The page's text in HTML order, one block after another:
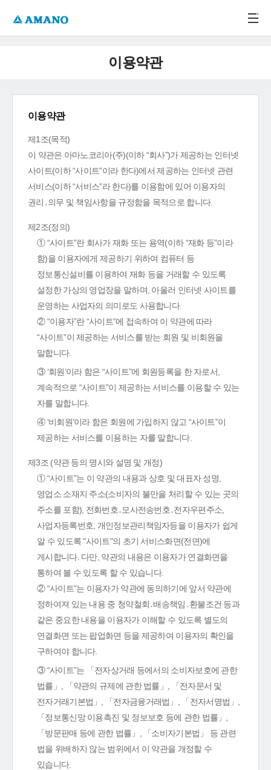
이용약관
이용약관
제1조(목적)
이 약관은 아마노코리아(주)(이하 “회사”)가 제공하는 인터넷
사이트(이하 “사이트”이라 한다)에서 제공하는 인터넷 관련
서비스(이하 “서비스”라 한다)를 이용함에 있어 이용자의
권리․의무 및 책임사항을 규정함을 목적으로 합니다.
제2조(정의)
① “사이트”란 회사가 재화 또는 용역(이하 “재화 등”이라
함)을 이용자에게 제공하기 위하여 컴퓨터 등
정보통신설비를 이용하여 재화 등을 거래할 수 있도록
설정한 가상의 영업장을 말하며, 아울러 인터넷 사이트를
운영하는 사업자의 의미로도 사용합니다.
② “이용자”란 “사이트”에 접속하여 이 약관에 따라
“사이트”이 제공하는 서비스를 받는 회원 및 비회원을
말합니다.
③ ‘회원’이라 함은 “사이트”에 회원등록을 한 자로서,
계속적으로 “사이트”이 제공하는 서비스를 이용할 수 있는
자를 말합니다.
④ ‘비회원’이라 함은 회원에 가입하지 않고 “사이트”이
제공하는 서비스를 이용하는 자를 말합니다.
제3조 (약관 등의 명시와 설명 및 개정)
① “사이트”는 이 약관의 내용과 상호 및 대표자 성명,
영업소 소재지 주소(소비자의 불만을 처리할 수 있는 곳의
주소를 포함), 전화번호․모사전송번호․전자우편주소,
사업자등록번호, 개인정보관리책임자등을 이용자가 쉽게
알 수 있도록 "사이트"의 초기 서비스화면(전면)에
게시합니다. 다만, 약관의 내용은 이용자가 연결화면을
통하여 볼 수 있도록 할 수 있습니다.
② “사이트”는 이용자가 약관에 동의하기에 앞서 약관에
정하여져 있는 내용 중 청약철회․배송책임․환불조건 등과
같은 중요한 내용을 이용자가 이해할 수 있도록 별도의
연결화면 또는 팝업화면 등을 제공하여 이용자의 확인을
구하여야 합니다.
③ “사이트”는 「전자상거래 등에서의 소비자보호에 관한
법률」, 「약관의 규제에 관한 법률」, 「전자문서 및
전자거래기본법」, 「전자금융거래법」, 「전자서명법」,
「정보통신망 이용촉진 및 정보보호 등에 관한 법률」,
「방문판매 등에 관한 법률」, 「소비자기본법」 등 관련
법을 위배하지 않는 범위에서 이 약관을 개정할 수
있습니다.